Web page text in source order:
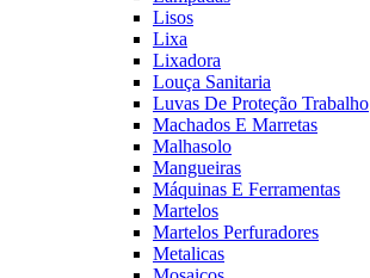
Lisos
Lixa
Lixadora
Louça Sanitaria
Luvas De Proteção Trabalho
Machados E Marretas
Malhasolo
Mangueiras
Máquinas E Ferramentas
Martelos
Martelos Perfuradores
Metalicas